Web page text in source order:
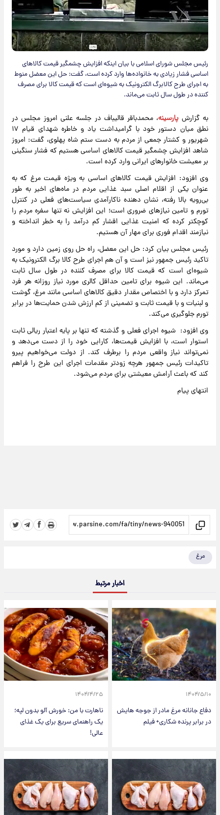
رئیس مجلس شورای اسلامی با بیان اینکه افزایش چشمگیر قیمت کالاهای
اساسی فشار زیادی به خانواده‌ها وارد کرده است، گفت: حل این معضل منوط
به اجرای طرح کالابرگ الکترونیک به شیوه‌ای است که قیمت کالا برای مصرف
کننده در طول سال ثابت می‌ماند.
به گزارشپارسینه، محمدباقر قالیباف در جلسه علنی امروز مجلس در
نطق میان دستور خود با گرامیداشت یاد و خاطره شهدای قیام ۱۷
شهریور و کشتار جمعی از مردم به دست ستم شاه پهلوی، گفت: امروز
شاهد افزایش چشمگیر قیمت کالاهای اساسی هستیم که فشار سنگینی
بر معیشت خانوارهای ایرانی وارد کرده است.
وی افزود: افزایش قیمت کالاهای اساسی به ویژه قیمت مرغ که به
عنوان یکی از اقلام اصلی سبد غذایی مردم در ماه‌های اخیر به طور
بی‌رویه بالا رفته، نشان دهنده ناکارآمدی سیاست‌های فعلی در کنترل
تورم و تامین نیازهای ضروری است؛ این افزایش نه تنها سفره مردم را
کوچکتر کرده که امنیت غذایی اقشار کم درآمد را به خطر انداخته و
نیازمند اقدام فوری برای مهار آن هستیم.
رئیس مجلس بیان کرد: حل این معضل، راه حل روی زمین دارد و مورد
تاکید رئیس جمهور نیز است و آن هم اجرای طرح کالا برگ الکترونیک به
شیوه‌ای است که قیمت کالا برای مصرف کننده در طول سال ثابت
می‌ماند. این شیوه برای تامین حداقل کالری مورد نیاز روزانه هر فرد
تمرکز دارد و با اختصاص مقدار دقیق کالاهای اساسی مانند مرغ، گوشت
و لبنیات و با قیمت ثابت و تضمینی از کم ارزش شدن حمایت‌ها در برابر
تورم جلوگیری می‌کند.
وی افزود: شیوه اجرای فعلی و گذشته که تنها بر پایه اعتبار ریالی ثابت
استوار است، با افزایش قیمت‌ها، کارایی خود را از دست می‌دهد و
نمی‌تواند نیاز واقعی مردم را برطرف کند. از دولت می‌خواهیم پیرو
تاکیدات رئیس جمهور هرچه زودتر مقدمات اجرای این طرح را فراهم
کند که باعث آرامش معیشتی برای مردم می‌شود.
انتهای پیام
مرغ
اخبار مرتبط
۱۴۰۴/۵/۱۰
دفاع جانانه مرغ مادر از جوجه هایش
در برابر پرنده شکاری+ فیلم
۱۴۰۴/۴/۲۵
ناهارت با من: خورش آلو بدون لپه؛
یک راهنمای سریع برای یک غذای
عالی!